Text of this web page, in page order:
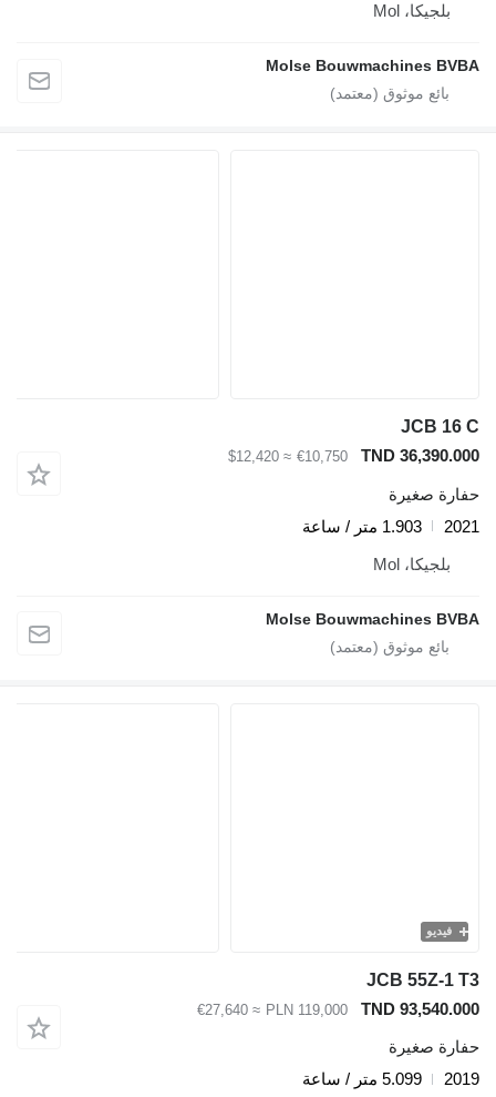
بلجيكا، Mol
Molse Bouwmachines
JCB 16
TND
€10,750
≈ $12,420
صغيرة
1.903 متر / ساعة
بلجيكا، Mol
Molse Bouwmachines
فيديو
JCB 55Z-1
TND
PLN 119,000
≈ €27,640
صغيرة
5.099 متر / ساعة